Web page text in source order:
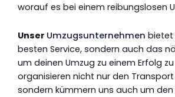
worauf es bei einem reibungslosen
Unser Umzugsunternehmen bietet
besten Service, sondern auch das
um deinen Umzug zu einem Erfolg
organisieren nicht nur den
sondern kümmern uns auch um